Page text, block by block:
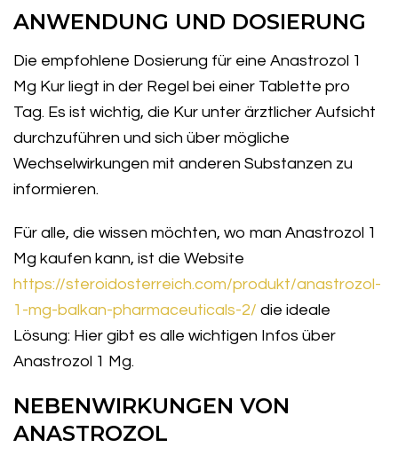
ANWENDUNG UND DOSIERUNG
Die empfohlene Dosierung für eine Anastrozol 1
Mg Kur liegt in der Regel bei einer Tablette pro
Tag. Es ist wichtig, die Kur unter ärztlicher Aufsicht
durchzuführen und sich über mögliche
Wechselwirkungen mit anderen Substanzen zu
informieren.
Für alle, die wissen möchten, wo man Anastrozol 1
Mg kaufen kann, ist die Website
https://steroidosterreich.com/produkt/anastrozol-
1-mg-balkan-pharmaceuticals-2/ die ideale
Lösung: Hier gibt es alle wichtigen Infos über
Anastrozol 1 Mg.
NEBENWIRKUNGEN VON
ANASTROZOL